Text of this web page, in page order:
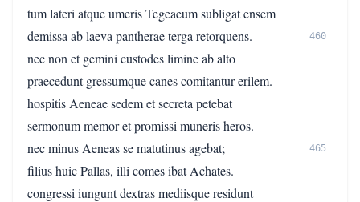
tum lateri atque umeris Tegeaeum subligat ensem
demissa ab laeva pantherae terga retorquens.
460
nec non et gemini custodes limine ab alto
praecedunt gressumque canes comitantur erilem.
hospitis Aeneae sedem et secreta petebat
sermonum memor et promissi muneris heros.
nec minus Aeneas se matutinus agebat;
465
filius huic Pallas, illi comes ibat Achates.
congressi iungunt dextras mediisque residunt